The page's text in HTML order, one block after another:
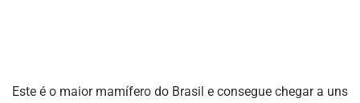
Este é o maior mamífero do Brasil e consegue chegar a uns